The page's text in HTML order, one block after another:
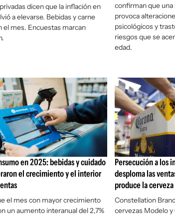
dicen que la inflación en
a elevarse. Bebidas y carne
el mes. Encuestas marcan
confirman que una
provoca
psicológicos y
riesgos que se
edad.
en 2025: bebidas y cuidado
el crecimiento y el interior
el mes con mayor crecimiento
un aumento interanual del 2,7%
Persecución a los
desploma las
produce la
Constellation
cervezas Modelo y